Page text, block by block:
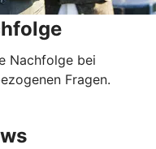
Nachfolge bei
Fragen.